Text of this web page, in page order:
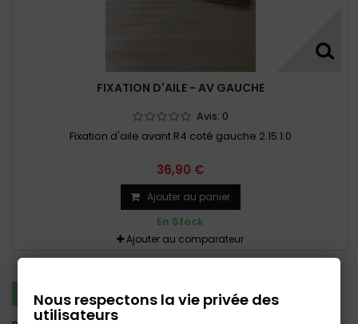
FIXATION D'AILE - AV GAUCHE
Avis: 0
Fixation d'aile avant R4 coté gauche 2.15.1.0
36,90 €
Ajouter au panier
En Stock
Ajouter au comparateur
COMPARER (0)
Nous respectons la vie privée des
utilisateurs